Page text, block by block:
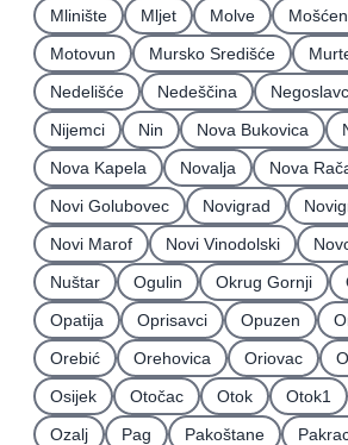
Mlinište
Mljet Molve
Motovun
Mursko Središće
Nedelišće
Nedeščina
Nijemci
Nin Nova Bukovica
Nova Kapela
Novalja
Nova
Novi Golubovec
Novigrad
Novi Marof
Novi Vinodolski
Nuštar
Ogulin Okrug Gornji
Opatija
Oprisavci Opuzen
Orebić
Orehovica Oriovac
Osijek
Otočac Otok Otok1
Ozalj
Pag Pakoštane